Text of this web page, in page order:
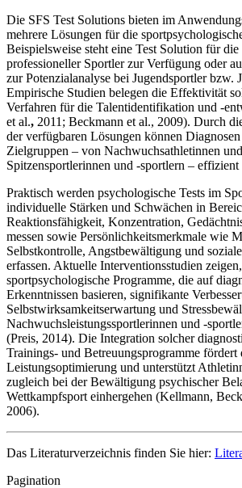
Die SFS Test Solutions bieten im
mehrere Lösungen für die
Beispielsweise steht eine Test Solution für die
professioneller Sportler zur Verfügung oder
zur Potenzialanalyse bei Jugendsportler bzw.
Empirische Studien belegen die Effektivität
Verfahren für die Talentidentifikation und -
et al., 2011; Beckmann et al., 2009). Durch
der verfügbaren Lösungen können
Zielgruppen – von Nachwuchsathletinnen
Spitzensportlerinnen und -sportlern –
Praktisch werden psychologische Tests im
individuelle Stärken und Schwächen in
Reaktionsfähigkeit, Konzentration,
messen sowie Persönlichkeitsmerkmale wie
Selbstkontrolle, Angstbewältigung und
erfassen. Aktuelle Interventionsstudien
sportpsychologische Programme, die auf
Erkenntnissen basieren, signifikante
Selbstwirksamkeitserwartung und
Nachwuchsleistungssportlerinnen und -
(Preis, 2014). Die Integration solcher
Trainings- und Betreuungsprogramme fördert
Leistungsoptimierung und unterstützt
zugleich bei der Bewältigung psychischer
Wettkampfsport einhergehen (Kellmann,
2006).
Das Literaturverzeichnis finden Sie hier:
Pagination